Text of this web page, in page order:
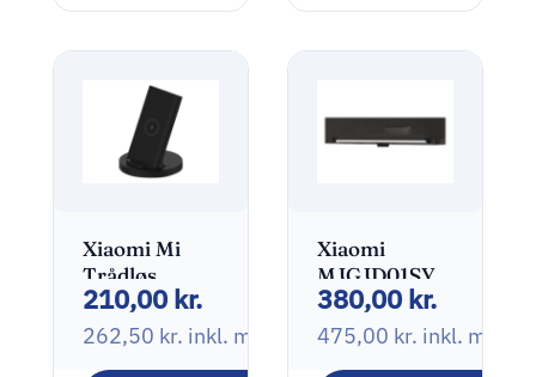
150,00kr.inkl. moms
Xiaomi Mi
Trådløs
opladningsstander
20Watt
210,00 kr.
262,50 kr. inkl. moms
Xiaomi
MJGJD01SYL
Lysbarre 5W
2700-6500K
380,00 kr.
475,00 kr. inkl. moms